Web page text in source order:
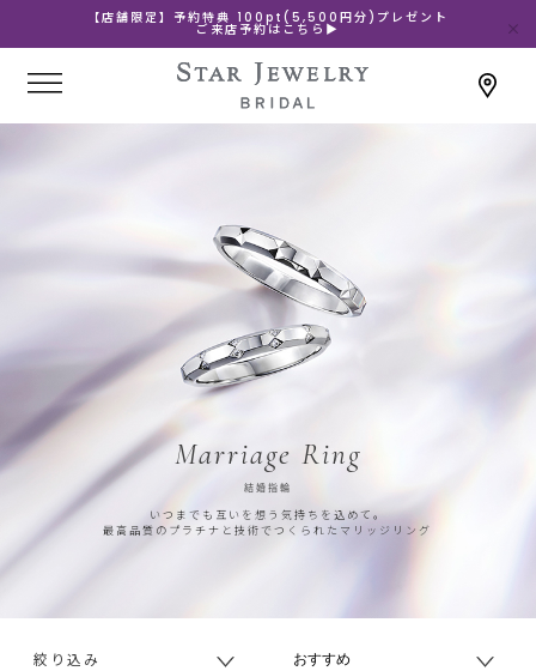
【店舗限定】予約特典 100pt(5,500円分)プレゼント
ご来店予約はこちら▶
Marriage Ring
結婚指輪
いつまでも互いを想う気持ちを込めて。
最高品質のプラチナと技術でつくられたマリッジリング
絞り込み